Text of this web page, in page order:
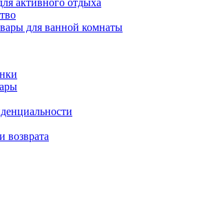
для ванной комнаты
возврата